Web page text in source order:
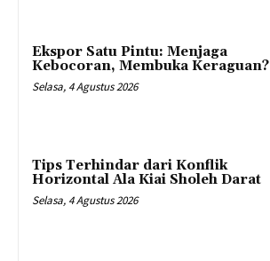
Ekspor Satu Pintu: Menjaga
Kebocoran, Membuka Keraguan?
Selasa, 4 Agustus 2026
Tips Terhindar dari Konflik
Horizontal Ala Kiai Sholeh Darat
Selasa, 4 Agustus 2026